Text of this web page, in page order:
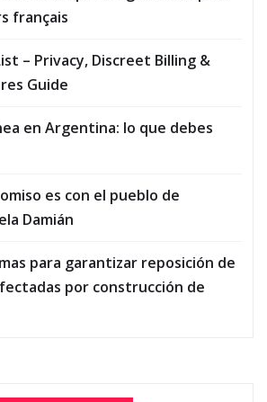
français
– Privacy, Discreet Billing &
Guide
en Argentina: lo que debes
es con el pueblo de
Damián
para garantizar reposición de
por construcción de